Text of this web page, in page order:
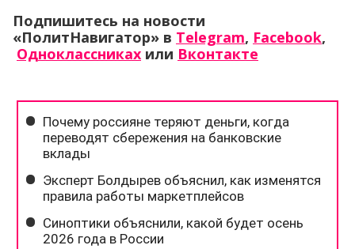
Подпишитесь на новости
«ПолитНавигатор» в Telegram, Facebook,
Одноклассниках или Вконтакте